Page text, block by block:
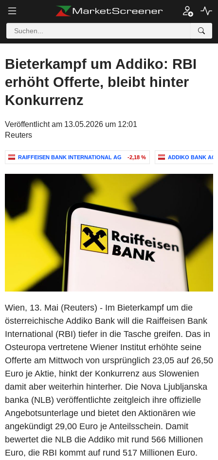
Bieterkampf um Addiko: RBI
erhöht Offerte, bleibt hinter
Konkurrenz
Veröffentlicht am 13.05.2026 um 12:01
Reuters
RAIFFEISEN BANK INTERNATIONAL AG -2,18 % ADDIKO BANK AG
Wien, 13. Mai (Reuters) - Im Bieterkampf um die
österreichische Addiko Bank will die Raiffeisen Bank
International (RBI) tiefer in die Tasche greifen. Das in
Osteuropa vertretene Wiener Institut erhöhte seine
Offerte am Mittwoch von ursprünglich 23,05 auf 26,50
Euro je Aktie, hinkt der Konkurrenz aus Slowenien
damit aber weiterhin hinterher. Die Nova Ljubljanska
banka (NLB) veröffentlichte zeitgleich ihre offizielle
Angebotsunterlage und bietet den Aktionären wie
angekündigt 29,00 Euro je Anteilsschein. Damit
bewertet die NLB die Addiko mit rund 566 Millionen
Euro, die RBI kommt auf rund 517 Millionen Euro.